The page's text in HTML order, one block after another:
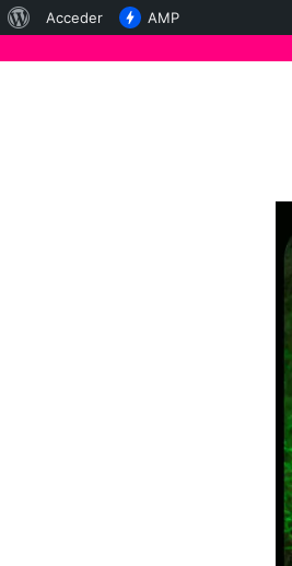
Acerca
Acceder AMP